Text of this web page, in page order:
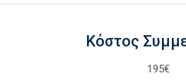
Κόστος
195€